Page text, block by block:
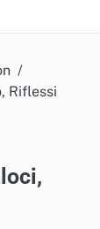
Riflessi